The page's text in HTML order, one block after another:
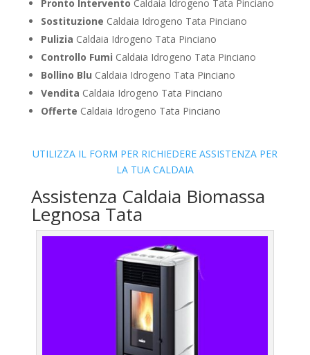
Pronto Intervento Caldaia Idrogeno Tata Pinciano
Sostituzione Caldaia Idrogeno Tata Pinciano
Pulizia Caldaia Idrogeno Tata Pinciano
Controllo Fumi Caldaia Idrogeno Tata Pinciano
Bollino Blu Caldaia Idrogeno Tata Pinciano
Vendita Caldaia Idrogeno Tata Pinciano
Offerte Caldaia Idrogeno Tata Pinciano
UTILIZZA IL FORM PER RICHIEDERE ASSISTENZA PER
LA TUA CALDAIA
Assistenza Caldaia Biomassa
Legnosa Tata